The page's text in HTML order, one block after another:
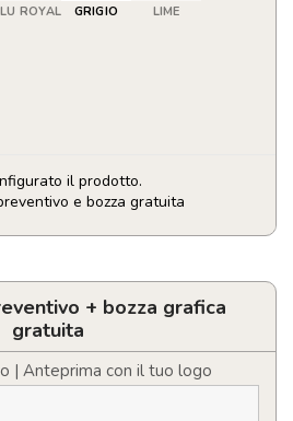
ROYAL GRIGIO LIME
il prodotto.
e bozza gratuita
+ bozza grafica
gratuita
| Anteprima con il tuo logo